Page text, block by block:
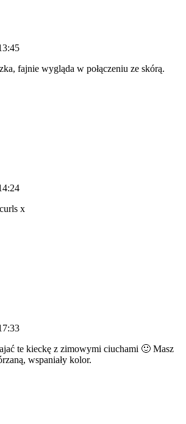
fajnie wygląda w połączeniu ze skórą.
x
te kieckę z zimowymi ciuchami 🙂 Masz
wspaniały kolor.